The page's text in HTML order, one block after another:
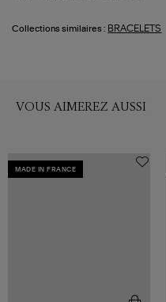
Collections similaires : BRACELETS
VOUS AIMEREZ AUSSI
MADE IN FRANCE